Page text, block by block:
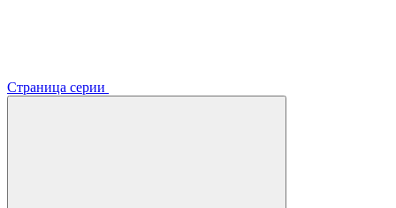
Страница серии